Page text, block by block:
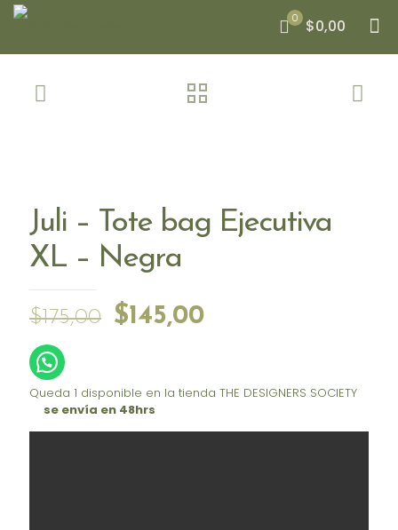
0 $0,00
Juli – Tote bag Ejecutiva
XL – Negra
$175,00
El
era:
$175,00.
$145,00El
es:
Queda 1 disponible en la tienda THE DESIGNERS SOCIETY
se envía en 48hrs